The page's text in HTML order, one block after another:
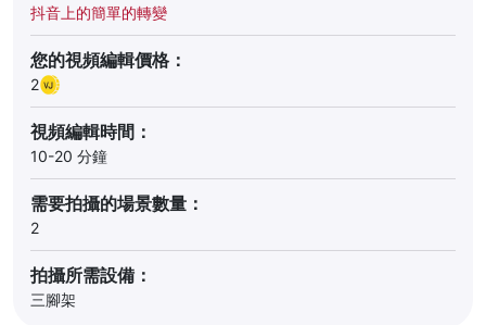
抖音上的簡單的轉變
您的視頻編輯價格：
2
視頻編輯時間：
10-20 分鐘
需要拍攝的場景數量：
2
拍攝所需設備：
三腳架